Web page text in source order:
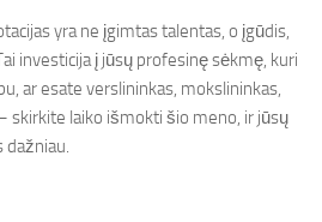
yra ne įgimtas talentas, o įgūdis,
investicija į jūsų profesinę sėkmę, kuri
ar esate verslininkas, mokslininkas,
skirkite laiko išmokti šio meno, ir jūsų
dažniau.